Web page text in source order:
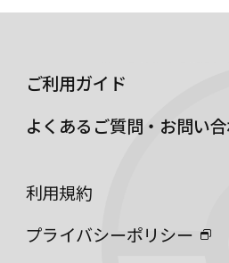
ご利用ガイド
よくあるご質問・お問い
利用規約
プライバシーポリシー